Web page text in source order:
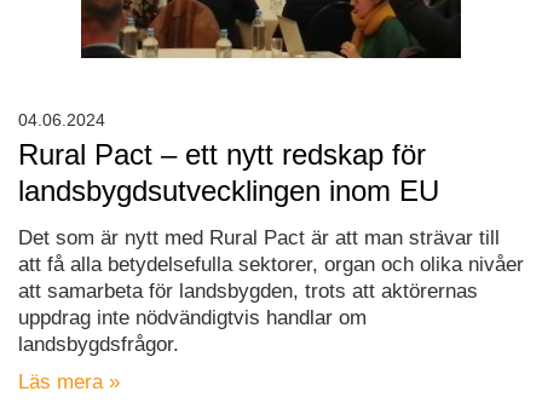
Rural Pact – ett nytt redskap för
landsbygdsutvecklingen inom EU
Det som är nytt med Rural Pact är att man strävar till
att få alla betydelsefulla sektorer, organ och olika nivåer
att samarbeta för landsbygden, trots att aktörernas
uppdrag inte nödvändigtvis handlar om
landsbygdsfrågor.
Läs mera »
04.06.2024